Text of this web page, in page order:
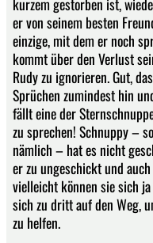
er von seinem besten
einzige, mit dem er noch
kommt über den Verlust
Rudy zu ignorieren. Gut,
Sprüchen zumindest hin
fällt eine der
zu sprechen! Schnuppy –
nämlich – hat es nicht
er zu ungeschickt und
vielleicht können sie sich
sich zu dritt auf den Weg,
zu helfen.